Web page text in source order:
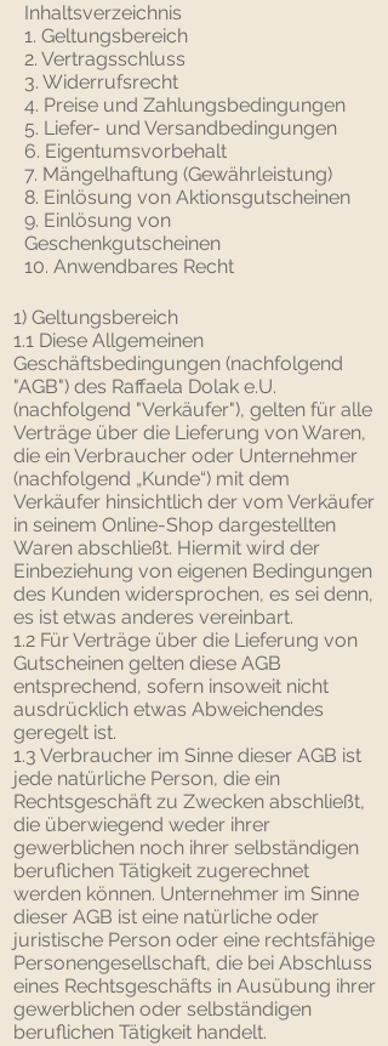
Inhaltsverzeichnis
1. Geltungsbereich
2. Vertragsschluss
3. Widerrufsrecht
4. Preise und Zahlungsbedingungen
5. Liefer- und Versandbedingungen
6. Eigentumsvorbehalt
7. Mängelhaftung (Gewährleistung)
8. Einlösung von Aktionsgutscheinen
9. Einlösung von
Geschenkgutscheinen
10. Anwendbares Recht
1) Geltungsbereich
1.1 Diese Allgemeinen
Geschäftsbedingungen (nachfolgend
"AGB") des Raffaela Dolak e.U.
(nachfolgend "Verkäufer"), gelten für alle
Verträge über die Lieferung von Waren,
die ein Verbraucher oder Unternehmer
(nachfolgend „Kunde“) mit dem
Verkäufer hinsichtlich der vom Verkäufer
in seinem Online-Shop dargestellten
Waren abschließt. Hiermit wird der
Einbeziehung von eigenen Bedingungen
des Kunden widersprochen, es sei denn,
es ist etwas anderes vereinbart.
1.2 Für Verträge über die Lieferung von
Gutscheinen gelten diese AGB
entsprechend, sofern insoweit nicht
ausdrücklich etwas Abweichendes
geregelt ist.
1.3 Verbraucher im Sinne dieser AGB ist
jede natürliche Person, die ein
Rechtsgeschäft zu Zwecken abschließt,
die überwiegend weder ihrer
gewerblichen noch ihrer selbständigen
beruflichen Tätigkeit zugerechnet
werden können. Unternehmer im Sinne
dieser AGB ist eine natürliche oder
juristische Person oder eine rechtsfähige
Personengesellschaft, die bei Abschluss
eines Rechtsgeschäfts in Ausübung ihrer
gewerblichen oder selbständigen
beruflichen Tätigkeit handelt.